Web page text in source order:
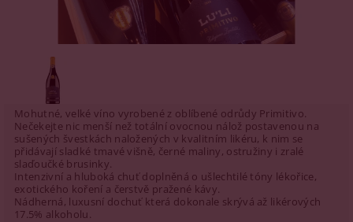
Mohutné, velké víno vyrobené z oblíbené odrůdy Primitivo.
Nečekejte nic menší než totální ovocnou nálož postavenou na
sušených švestkách naložených v kvalitním likéru, k nim se
přidávají sladké tmavé višně, černé maliny, ostružiny i zralé
slaďoučké brusinky.
Intenzivní a hluboká chuť doplněná o ušlechtilé tóny lékořice,
exotického koření a čerstvě pražené kávy.
Nádherná, luxusní dochuť která dokonale skrývá až likérových
17.5% alkoholu.